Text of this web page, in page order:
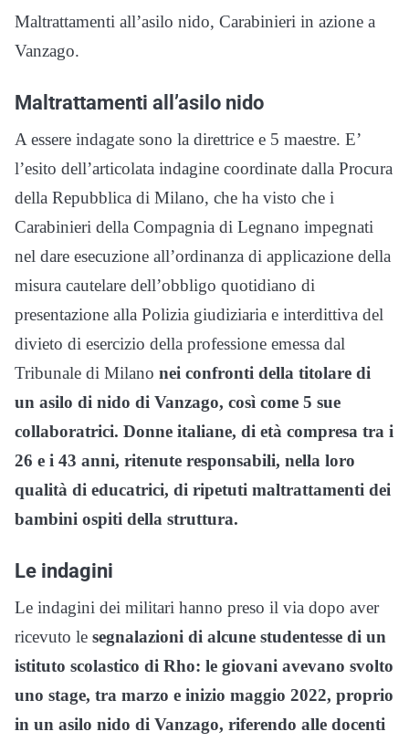
Maltrattamenti all’asilo nido, Carabinieri in azione a
Vanzago.
Maltrattamenti all’asilo nido
A essere indagate sono la direttrice e 5 maestre. E’
l’esito dell’articolata indagine coordinate dalla Procura
della Repubblica di Milano, che ha visto che i
Carabinieri della Compagnia di Legnano impegnati
nel dare esecuzione all’ordinanza di applicazione della
misura cautelare dell’obbligo quotidiano di
presentazione alla Polizia giudiziaria e interdittiva del
divieto di esercizio della professione emessa dal
Tribunale di Milano nei confronti della titolare di
un asilo di nido di Vanzago, così come 5 sue
collaboratrici. Donne italiane, di età compresa tra i
26 e i 43 anni, ritenute responsabili, nella loro
qualità di educatrici, di ripetuti maltrattamenti dei
bambini ospiti della struttura.
Le indagini
Le indagini dei militari hanno preso il via dopo aver
ricevuto le segnalazioni di alcune studentesse di un
istituto scolastico di Rho: le giovani avevano svolto
uno stage, tra marzo e inizio maggio 2022, proprio
in un asilo nido di Vanzago, riferendo alle docenti